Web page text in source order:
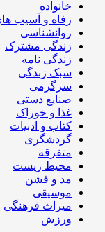
خانواده
رفاه و آسیب
روانشناسی
زندگی مشترک
زندگی نامه
سبک زندگی
سرگرمی
صنایع دستی
غذا و خوراک
کتاب و ادبیات
گردشگری
متفرقه
محیط زیست
مد و فشن
موسیقی
میراث فرهنگی
ورزش